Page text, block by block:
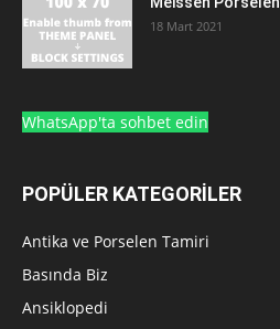
18 Mart 2021
WhatsApp'ta sohbet edin
POPÜLER KATEGORİLER
Antika ve Porselen Tamiri
Basında Biz
Ansiklopedi